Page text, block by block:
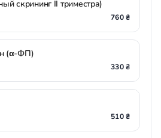
скрининг II триместра)
760 ₴
(α-ФП)
330 ₴
510 ₴